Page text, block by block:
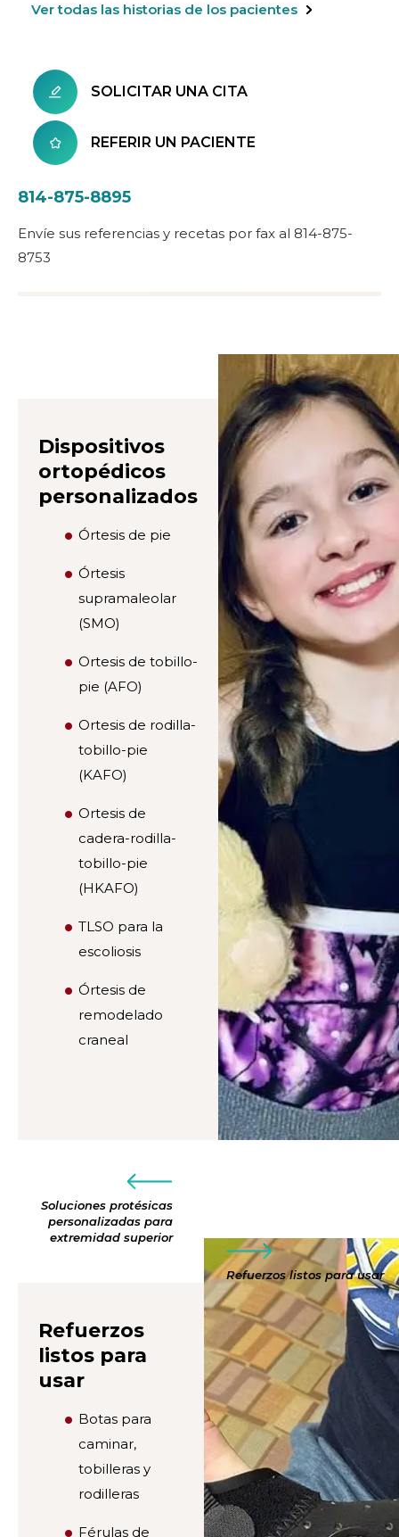
Ver todas las historias de los pacientes
SOLICITAR UNA CITA
REFERIR UN PACIENTE
814-875-8895
Envíe sus referencias y recetas por fax al 814-875-
8753
Dispositivos
ortopédicos
personalizados
Órtesis de pie
Órtesis
supramaleolar
(SMO)
Ortesis de tobillo-
pie (AFO)
Ortesis de rodilla-
tobillo-pie
(KAFO)
Ortesis de
cadera-rodilla-
tobillo-pie
(HKAFO)
TLSO para la
escoliosis
Órtesis de
remodelado
craneal
Soluciones protésicas
personalizadas para
extremidad superior
Refuerzos listos para usar
Refuerzos
listos para
usar
Botas para
caminar,
tobilleras y
rodilleras
Férulas de